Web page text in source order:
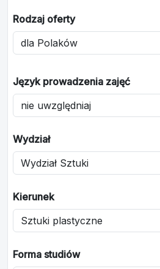
Rodzaj oferty
Język prowadzenia zajęć
Wydział
Kierunek
Forma studiów